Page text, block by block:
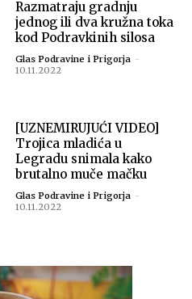
Razmatraju gradnju
jednog ili dva kružna toka
kod Podravkinih silosa
Glas Podravine i Prigorja -
10.11.2022
[UZNEMIRUJUĆI VIDEO]
Trojica mladića u
Legradu snimala kako
brutalno muče mačku
Glas Podravine i Prigorja -
10.11.2022